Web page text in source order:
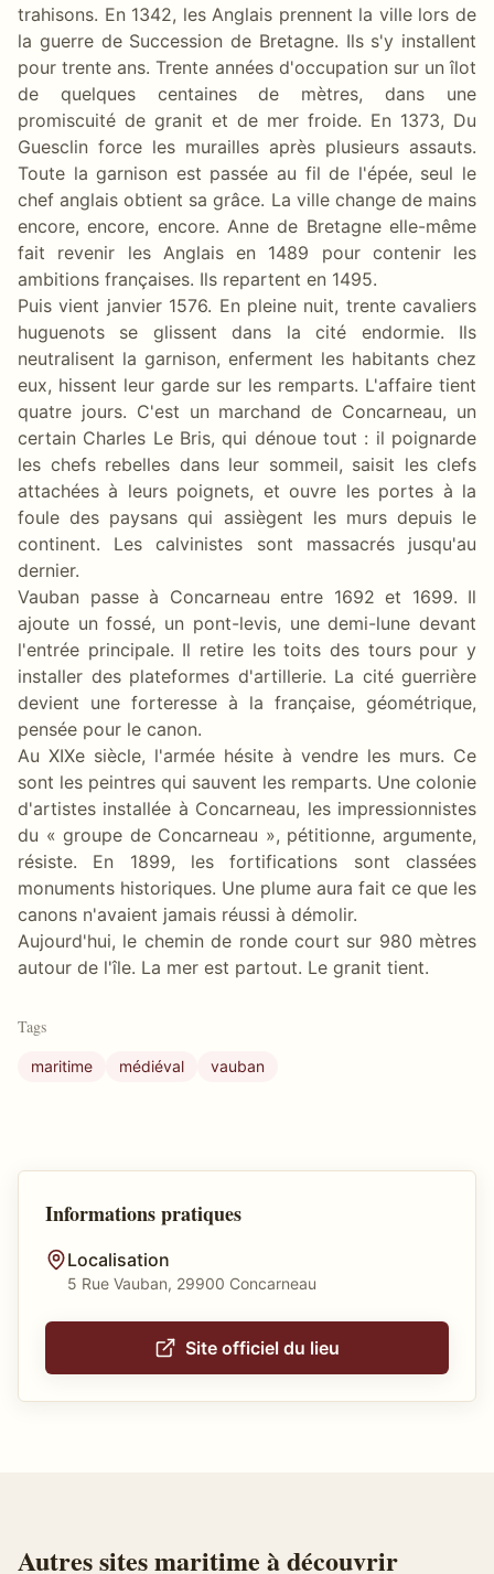
trahisons. En 1342, les Anglais prennent la ville lors de
la guerre de Succession de Bretagne. Ils s'y installent
pour trente ans. Trente années d'occupation sur un îlot
de quelques centaines de mètres, dans une
promiscuité de granit et de mer froide. En 1373, Du
Guesclin force les murailles après plusieurs assauts.
Toute la garnison est passée au fil de l'épée, seul le
chef anglais obtient sa grâce. La ville change de mains
encore, encore, encore. Anne de Bretagne elle-même
fait revenir les Anglais en 1489 pour contenir les
ambitions françaises. Ils repartent en 1495.
Puis vient janvier 1576. En pleine nuit, trente cavaliers
huguenots se glissent dans la cité endormie. Ils
neutralisent la garnison, enferment les habitants chez
eux, hissent leur garde sur les remparts. L'affaire tient
quatre jours. C'est un marchand de Concarneau, un
certain Charles Le Bris, qui dénoue tout : il poignarde
les chefs rebelles dans leur sommeil, saisit les clefs
attachées à leurs poignets, et ouvre les portes à la
foule des paysans qui assiègent les murs depuis le
continent. Les calvinistes sont massacrés jusqu'au
dernier.
Vauban passe à Concarneau entre 1692 et 1699. Il
ajoute un fossé, un pont-levis, une demi-lune devant
l'entrée principale. Il retire les toits des tours pour y
installer des plateformes d'artillerie. La cité guerrière
devient une forteresse à la française, géométrique,
pensée pour le canon.
Au XIXe siècle, l'armée hésite à vendre les murs. Ce
sont les peintres qui sauvent les remparts. Une colonie
d'artistes installée à Concarneau, les impressionnistes
du « groupe de Concarneau », pétitionne, argumente,
résiste. En 1899, les fortifications sont classées
monuments historiques. Une plume aura fait ce que les
canons n'avaient jamais réussi à démolir.
Aujourd'hui, le chemin de ronde court sur 980 mètres
autour de l'île. La mer est partout. Le granit tient.
Tags
maritime médiéval vauban
Informations pratiques
Localisation
5 Rue Vauban, 29900 Concarneau
Site officiel du lieu
Autressites maritime à découvrir